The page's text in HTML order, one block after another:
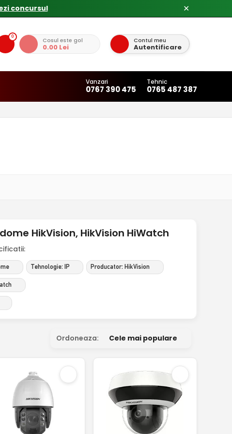
✕
0 Cosul este gol
0.00 Lei
Contul meu
Autentificare
Vanzari
0767 390 475
Tehnic
0765 487 387
HikVision, HikVision HiWatch
Tehnologie: IP Producator: HikVision
Ordoneaza: Cele mai populare